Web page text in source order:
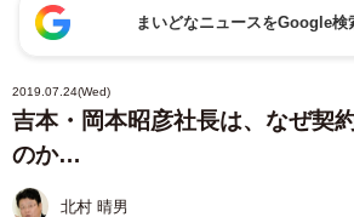
まいどなニュースをGoogle検
2019.07.24(Wed)
吉本・岡本昭彦社長は、なぜ契
のか…
北村 晴男